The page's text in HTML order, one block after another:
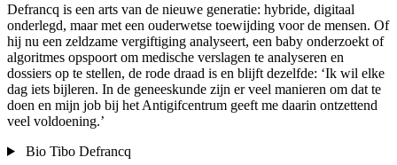
Defrancq is een arts van de nieuwe generatie: hybride, digitaal
onderlegd, maar met een ouderwetse toewijding voor de mensen. Of
hij nu een zeldzame vergiftiging analyseert, een baby onderzoekt of
algoritmes opspoort om medische verslagen te analyseren en
dossiers op te stellen, de rode draad is en blijft dezelfde: ‘Ik wil elke
dag iets bijleren. In de geneeskunde zijn er veel manieren om dat te
doen en mijn job bij het Antigifcentrum geeft me daarin ontzettend
veel voldoening.’
Bio Tibo Defrancq